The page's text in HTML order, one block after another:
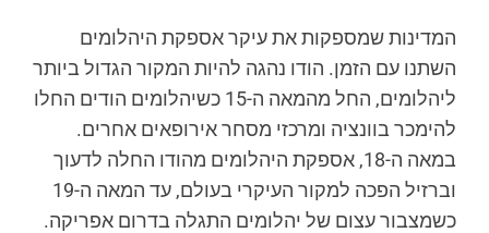
המדינות שמספקות את עיקר אספקת היהלומים
השתנו עם הזמן. הודו נהגה להיות המקור הגדול ביותר
ליהלומים, החל מהמאה ה-15 כשיהלומים הודים החלו
להימכר בוונציה ומרכזי מסחר אירופאים אחרים.
במאה ה-18, אספקת היהלומים מהודו החלה לדעוך
וברזיל הפכה למקור העיקרי בעולם, עד המאה ה-19
כשמצבור עצום של יהלומים התגלה בדרום אפריקה.